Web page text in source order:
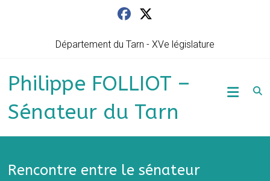
Département du Tarn - XVe législature
Philippe FOLLIOT –
Sénateur du Tarn
Rencontre entre le sénateur